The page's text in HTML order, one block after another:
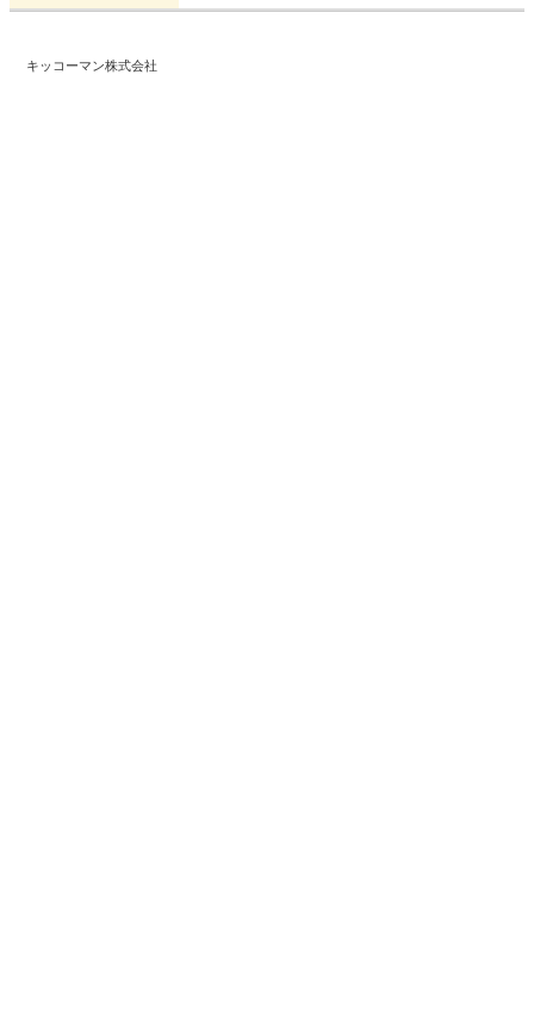
キッコーマン株式会社